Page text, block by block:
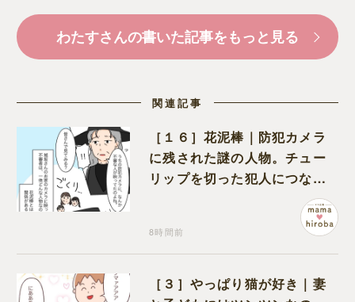
わたすさんの書いた記事をもっと見る
関連記事
［１６］花泥棒｜防犯カメラ
に残された謎の人物。チュー
リップを切った犯人につなが
る証拠になるのか期待する
8時間前
［３］やっぱり猫が好き｜妻